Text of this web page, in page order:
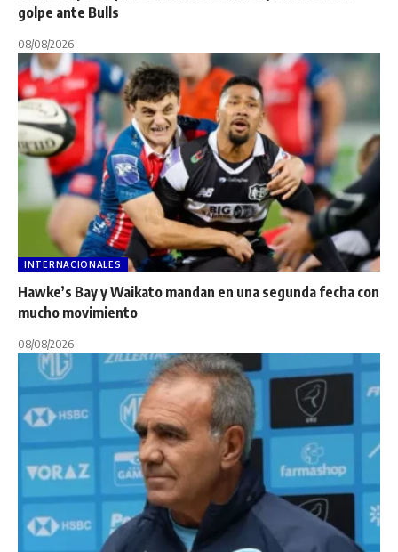
golpe ante Bulls
08/08/2026
INTERNACIONALES
Hawke’s Bay y Waikato mandan en una segunda fecha con
mucho movimiento
08/08/2026